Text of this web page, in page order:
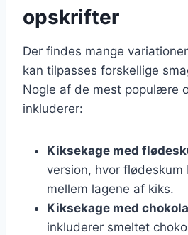
opskrifter
Der findes mange
kan tilpasses forskellige
Nogle af de mest populære
inkluderer:
Kiksekage med
version, hvor flødeskum
mellem lagene af kiks.
Kiksekage med
inkluderer smeltet